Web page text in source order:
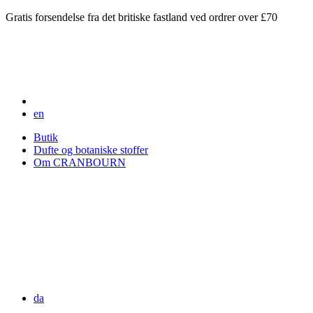
Gratis forsendelse fra det britiske fastland ved ordrer over £70
en
Butik
Dufte og botaniske stoffer
Om CRANBOURN
da